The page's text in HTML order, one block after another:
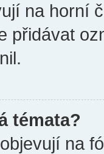
na horní
přidávat
témata?
na